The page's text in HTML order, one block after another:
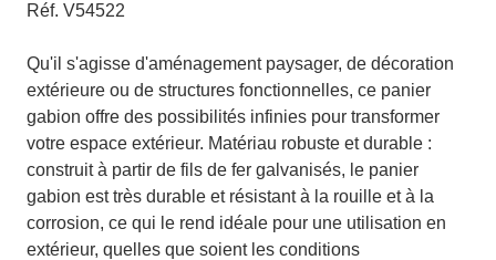
Réf. V54522
Qu'il s'agisse d'aménagement paysager, de décoration
extérieure ou de structures fonctionnelles, ce panier
gabion offre des possibilités infinies pour transformer
votre espace extérieur. Matériau robuste et durable :
construit à partir de fils de fer galvanisés, le panier
gabion est très durable et résistant à la rouille et à la
corrosion, ce qui le rend idéale pour une utilisation en
extérieur, quelles que soient les conditions